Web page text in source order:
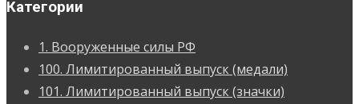
Категории
1. Вооруженные силы РФ
100. Лимитированный выпуск (медали)
101. Лимитированный выпуск (значки)